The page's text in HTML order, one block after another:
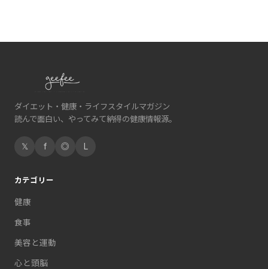
ダイエット・健康・ライフスタイルマガジン
読んで面白い、やってみて納得の健康情報源。
𝕏 f ◎ L
カテゴリー
健康
食事
美容と運動
心と頭脳